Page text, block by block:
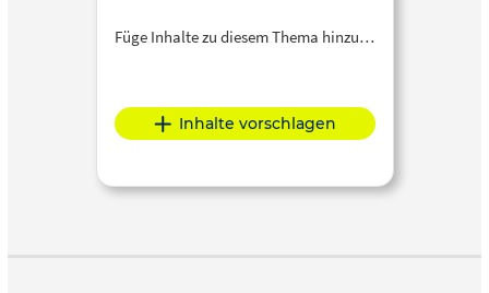
Füge Inhalte zu diesem Thema hinzu…
Inhalte vorschlagen